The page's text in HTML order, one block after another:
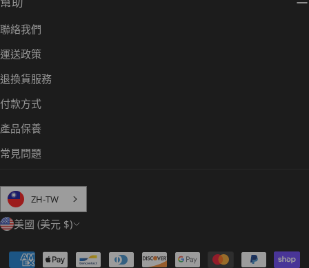
聯絡我們
運送政策
退換貨服務
付款方式
產品保養
常見問題
ZH-TW
國
美國 (美元 $)